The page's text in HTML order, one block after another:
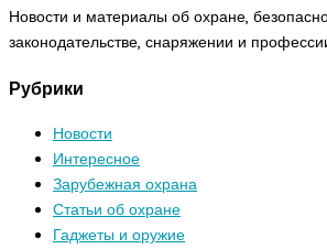
Новости и материалы об охране,
законодательстве, снаряжении и
Рубрики
Новости
Интересное
Зарубежная охрана
Статьи об охране
Гаджеты и оружие